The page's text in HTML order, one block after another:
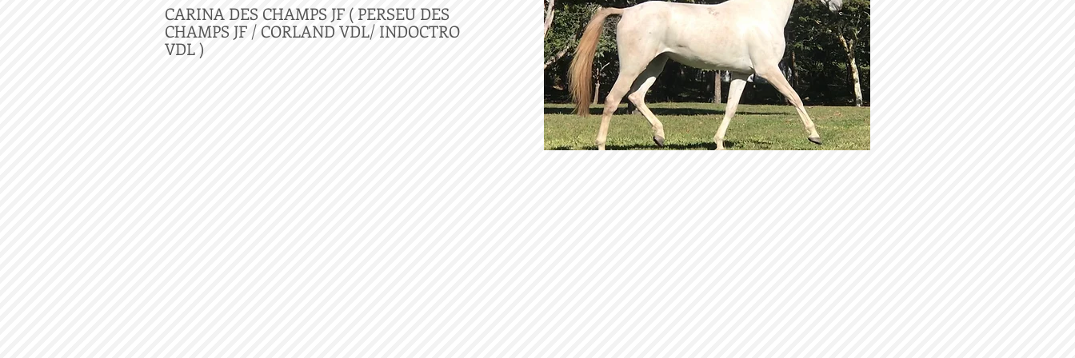
CARINA DES CHAMPS JF ( PERSEU DES
CHAMPS JF / CORLAND VDL/ INDOCTRO
VDL )